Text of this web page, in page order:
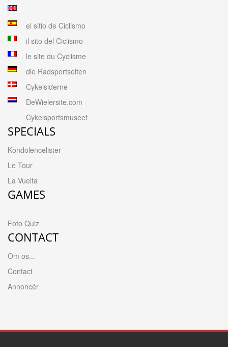
el sitio de Ciclismo
il sito del Ciclismo
le site du Cyclisme
die Radsportseiten
Cykelsiderne
DeWielersite.com
Cykelsportsmuseet
SPECIALS
Kondolencelister
Le Tour
La Vuelta
GAMES
Foto Quiz
CONTACT
Om os...
Contact
Annoncér